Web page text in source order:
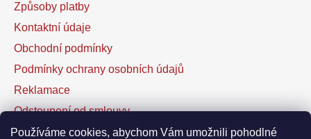
Používáme cookies, abychom Vám umožnili pohodlné
Způsoby platby
Kontaktní údaje
Obchodní podmínky
Podmínky ochrany osobních údajů
Reklamace
Odstoupení od smlouvy
Kontaktní formulář